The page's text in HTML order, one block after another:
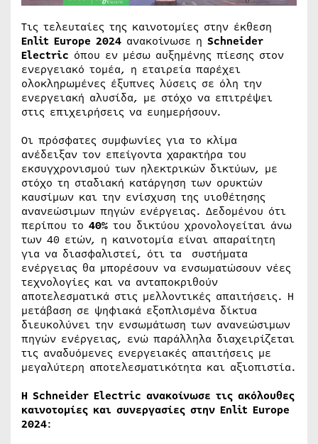
Τις τελευταίες της καινοτομίες στην έκθεση
Enlit Europe 2024 ανακοίνωσε η Schneider
Electric όπου εν μέσω αυξημένης πίεσης στον
ενεργειακό τομέα, η εταιρεία παρέχει
ολοκληρωμένες έξυπνες λύσεις σε όλη την
ενεργειακή αλυσίδα, με στόχο να επιτρέψει
στις επιχειρήσεις να ευημερήσουν.
Οι πρόσφατες συμφωνίες για το κλίμα
ανέδειξαν τον επείγοντα χαρακτήρα του
εκσυγχρονισμού των ηλεκτρικών δικτύων, με
στόχο τη σταδιακή κατάργηση των ορυκτών
καυσίμων και την ενίσχυση της υιοθέτησης
ανανεώσιμων πηγών ενέργειας. Δεδομένου ότι
περίπου το 40% του δικτύου χρονολογείται άνω
των 40 ετών, η καινοτομία είναι απαραίτητη
για να διασφαλιστεί, ότι τα συστήματα
ενέργειας θα μπορέσουν να ενσωματώσουν νέες
τεχνολογίες και να ανταποκριθούν
αποτελεσματικά στις μελλοντικές απαιτήσεις. Η
μετάβαση σε ψηφιακά εξοπλισμένα δίκτυα
διευκολύνει την ενσωμάτωση των ανανεώσιμων
πηγών ενέργειας, ενώ παράλληλα διαχειρίζεται
τις αναδυόμενες ενεργειακές απαιτήσεις με
μεγαλύτερη αποτελεσματικότητα και αξιοπιστία.
Η Schneider Electric ανακοίνωσε τις ακόλουθες
καινοτομίες και συνεργασίες στην Enlit Europe
2024: